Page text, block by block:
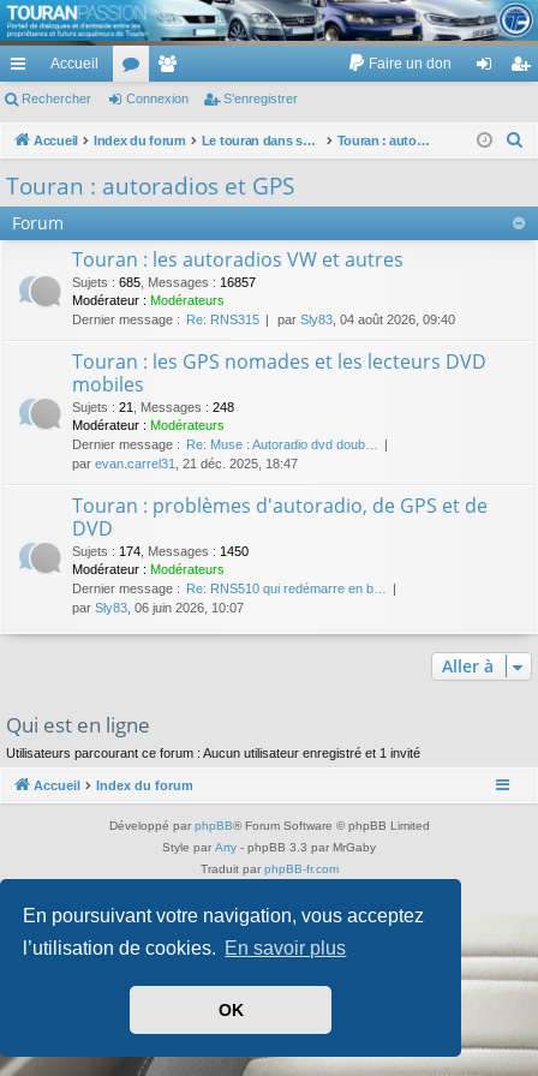
En poursuivant votre navigation, vous acceptez
l’utilisation de cookies. En savoir plus
OK
TouranPassion
Le forum des propriétaires ou futurs acquéreurs du Volkswagen Touran
cc
ès
pi
de
Accueil
or
u
s
e
m
es
Faire un don
ne
on
nr
ist
re
Rechercher Connexion S’enregistrer
Accueil Index du forum Le touran dans ses versions I (V1 V2 V3) et II ... Touran : autoradios et GPS
Touran : autoradios et GPS
Forum
Touran : les autoradios VW et autres
Sujets : 685 Messages : 16857
Modérateur : Modérateurs
Dernier message : Re: RNS315 par Sly83 , 04 août 2026, 09:40
Touran : les GPS nomades et les lecteurs DVD
mobiles
Sujets : 21 Messages : 248
Modérateur : Modérateurs
Dernier message : Re: Muse : Autoradio dvd doub…
par evan.carrel31 , 21 déc. 2025, 18:47
Touran : problèmes d'autoradio, de GPS et de
DVD
Sujets : 174 Messages : 1450
Modérateur : Modérateurs
Dernier message : Re: RNS510 qui redémarre en b…
par Sly83 , 06 juin 2026, 10:07
Aller à
Qui est en ligne
Utilisateurs parcourant ce forum : Aucun utilisateur enregistré et 1 invité
Accueil Index du forum
Développé par phpBB® Forum Software © phpBB Limited
Style par Arty - phpBB 3.3 par MrGaby
Traduit par phpBB-fr.com